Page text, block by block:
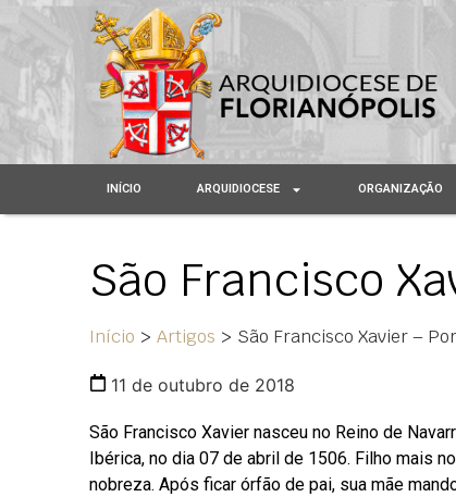
INÍCIO ARQUIDIOCESE ORGANIZAÇÃO
São Francisco
Início > Artigos > São Francisco Xavier –
11 de outubro de 2018
São Francisco Xavier nasceu no Reino de
Ibérica, no dia 07 de abril de 1506. Filho mais
nobreza. Após ficar órfão de pai, sua mãe